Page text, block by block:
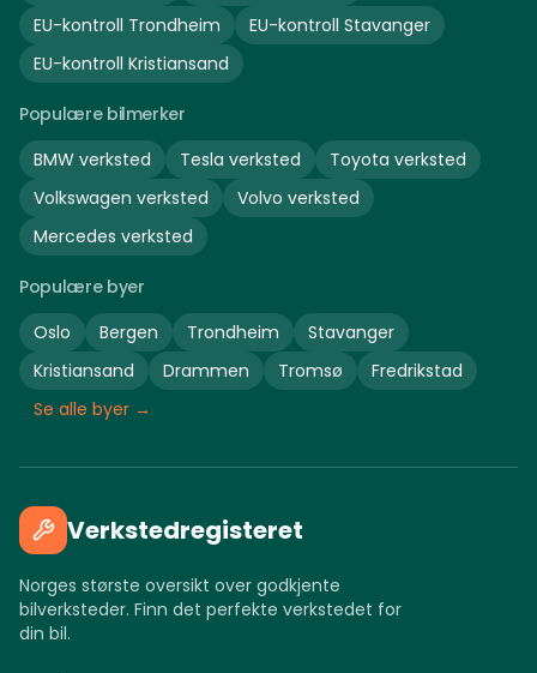
EU-kontroll Trondheim EU-kontroll Stavanger
EU-kontroll Kristiansand
Populære bilmerker
BMW verksted Tesla verksted Toyota verksted
Volkswagen verksted Volvo verksted
Mercedes verksted
Populære byer
Oslo
Bergen Trondheim
Stavanger
Kristiansand
Drammen Tromsø
Fredrikstad
Se alle byer →
Verkstedregisteret
Norges største oversikt over godkjente
bilverksteder. Finn det perfekte verkstedet for
din bil.